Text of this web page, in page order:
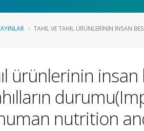
TAHIL VE TAHIL ÜRÜNLERININ INSAN
ürünlerinin
nutrition